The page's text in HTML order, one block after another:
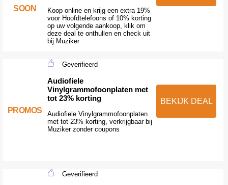
SOON
Koop online en krijg een extra 19%
voor Hoofdtelefoons of 10% korting
op uw volgende aankoop, klik om
deze deal te onthullen en check uit
bij Muziker
PROMOS
Geverifieerd
Audiofiele
Vinylgrammofoonplaten met
tot 23% korting
Audiofiele Vinylgrammofoonplaten
met tot 23% korting, verkrijgbaar bij
Muziker zonder coupons
BEKIJK DEAL
Geverifieerd